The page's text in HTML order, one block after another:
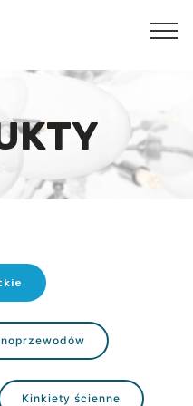
Kinkiety ścienne